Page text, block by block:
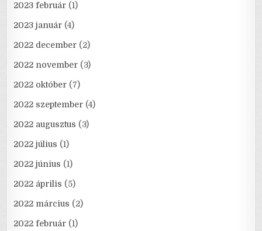
2023 február (1)
2023 január (4)
2022 december (2)
2022 november (3)
2022 október (7)
2022 szeptember (4)
2022 augusztus (3)
2022 július (1)
2022 június (1)
2022 április (5)
2022 március (2)
2022 február (1)